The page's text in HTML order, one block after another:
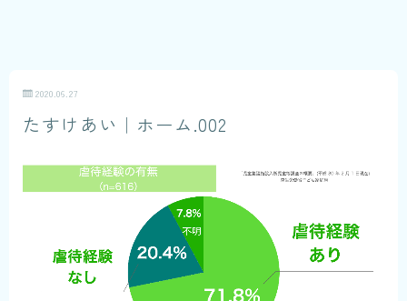
2020.06.27
たすけあい｜ホーム.002